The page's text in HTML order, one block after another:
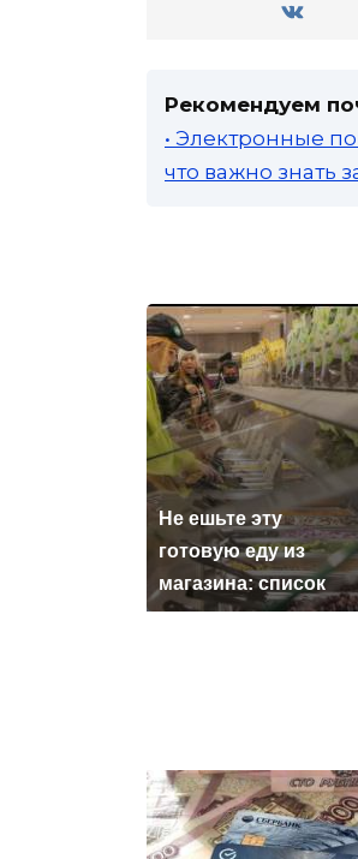
Рекомендуем
• Электронные
что важно знать
Не ешьте эту
готовую еду из
магазина: список